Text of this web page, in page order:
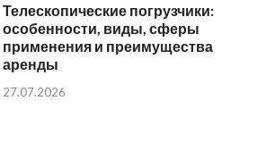
Телескопические погрузчики:
особенности, виды, сферы
применения и преимущества
аренды
27.07.2026